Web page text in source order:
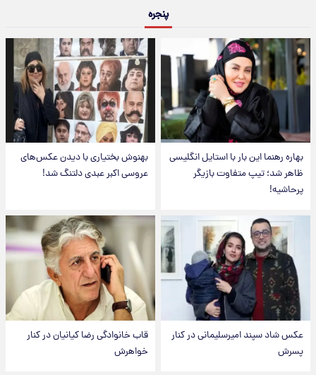
پنجره
بهاره رهنما این بار با استایل انگلیسی
ظاهر شد؛ تیپ متفاوت بازیگر
پرحاشیه!
بهنوش بختیاری با دیدن عکس‌های
عروسی اکبر عبدی دلتنگ شد!
عکس شاد سپند امیرسلیمانی در کنار
پسرش
قاب خانوادگی رضا کیانیان در کنار
خواهرش